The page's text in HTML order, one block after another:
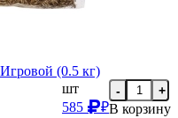
(0.5 кг)
шт
585
₽
- +
В корзину